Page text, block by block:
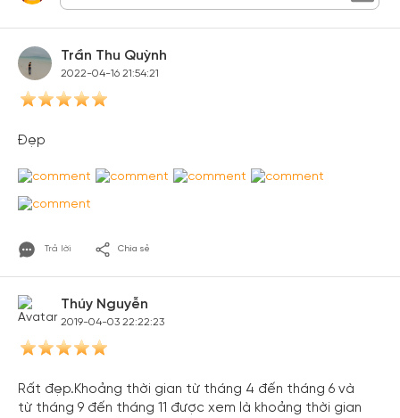
Trần Thu Quỳnh
2022-04-16 21:54:21
Đẹp
Trả lời Chia sẻ
Thúy Nguyễn
2019-04-03 22:22:23
Rất đẹp.Khoảng thời gian từ tháng 4 đến tháng 6 và
từ tháng 9 đến tháng 11 được xem là khoảng thời gian